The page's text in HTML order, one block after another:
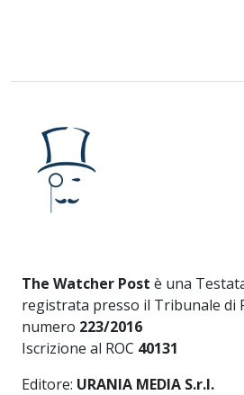
The Watcher Post è una
registrata presso il Tribunale di
numero 223/2016
Iscrizione al ROC 40131
Editore: URANIA MEDIA S.r.l.